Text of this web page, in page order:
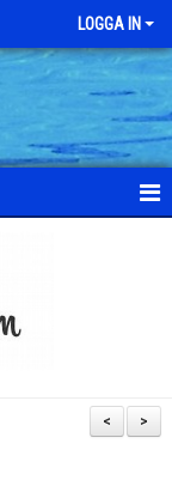
LOGGA IN
>
<